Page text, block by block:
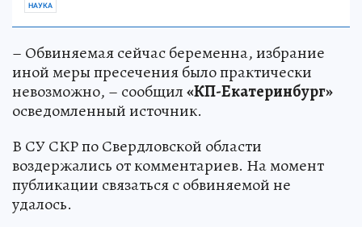
НАУКА
– Обвиняемая сейчас беременна, избрание
иной меры пресечения было практически
невозможно, – сообщил«КП-Екатеринбург»
осведомленный источник.
В СУ СКР по Свердловской области
воздержались от комментариев. На момент
публикации связаться с обвиняемой не
удалось.